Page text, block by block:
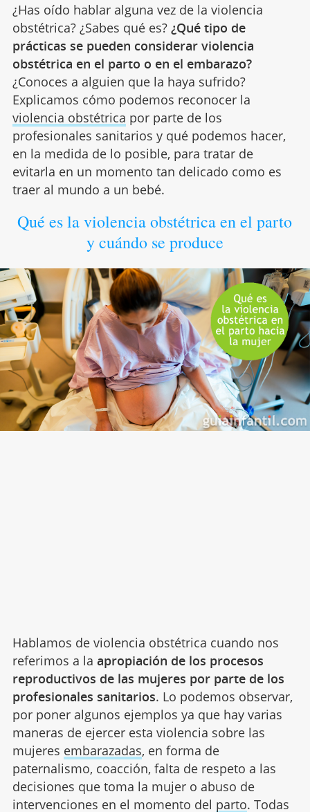
¿Has oído hablar alguna vez de la violencia
obstétrica? ¿Sabes qué es? ¿Qué tipo de
prácticas se pueden considerar violencia
obstétrica en el parto o en el embarazo?
¿Conoces a alguien que la haya sufrido?
Explicamos cómo podemos reconocer la
violencia obstétrica por parte de los
profesionales sanitarios y qué podemos hacer,
en la medida de lo posible, para tratar de
evitarla en un momento tan delicado como es
traer al mundo a un bebé.
Qué es la violencia obstétrica en el parto
y cuándo se produce
Hablamos de violencia obstétrica cuando nos
referimos a la apropiación de los procesos
reproductivos de las mujeres por parte de los
profesionales sanitarios. Lo podemos observar,
por poner algunos ejemplos ya que hay varias
maneras de ejercer esta violencia sobre las
mujeres embarazadas, en forma de
paternalismo, coacción, falta de respeto a las
decisiones que toma la mujer o abuso de
intervenciones en el momento del parto. Todas